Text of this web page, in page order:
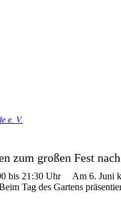
e. V.
zum großen Fest
bis 21:30 Uhr Am 6. Juni
Tag des Gartens